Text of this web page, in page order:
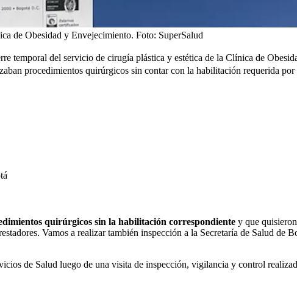
de Obesidad y Envejecimiento. Foto: SuperSalud
temporal del servicio de cirugía plástica y estética de la Clínica de
procedimientos quirúrgicos sin contar con la habilitación requerida
quirúrgicos sin la habilitación correspondiente y que
Vamos a realizar también inspección a la Secretaría de Salud de
de Salud luego de una visita de inspección, vigilancia y control